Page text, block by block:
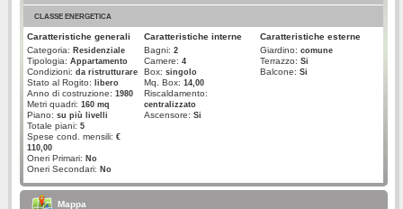
CLASSE ENERGETICA
Caratteristiche generali
Categoria: Residenziale
Tipologia:Appartamento
Condizioni:da ristrutturare
Stato al Rogito: libero
Anno di costruzione:1980
Metri quadri:160 mq
Piano:su più livelli
Totale piani:5
Spese cond. mensili:€
110,00
Oneri Primari: No
Oneri Secondari: No
Caratteristiche interne
Bagni: 2
Camere: 4
Box: singolo
Mq. Box: 14,00
Riscaldamento:
centralizzato
Ascensore: Si
Caratteristiche esterne
Giardino: comune
Terrazzo: Si
Balcone: Si
Mappa